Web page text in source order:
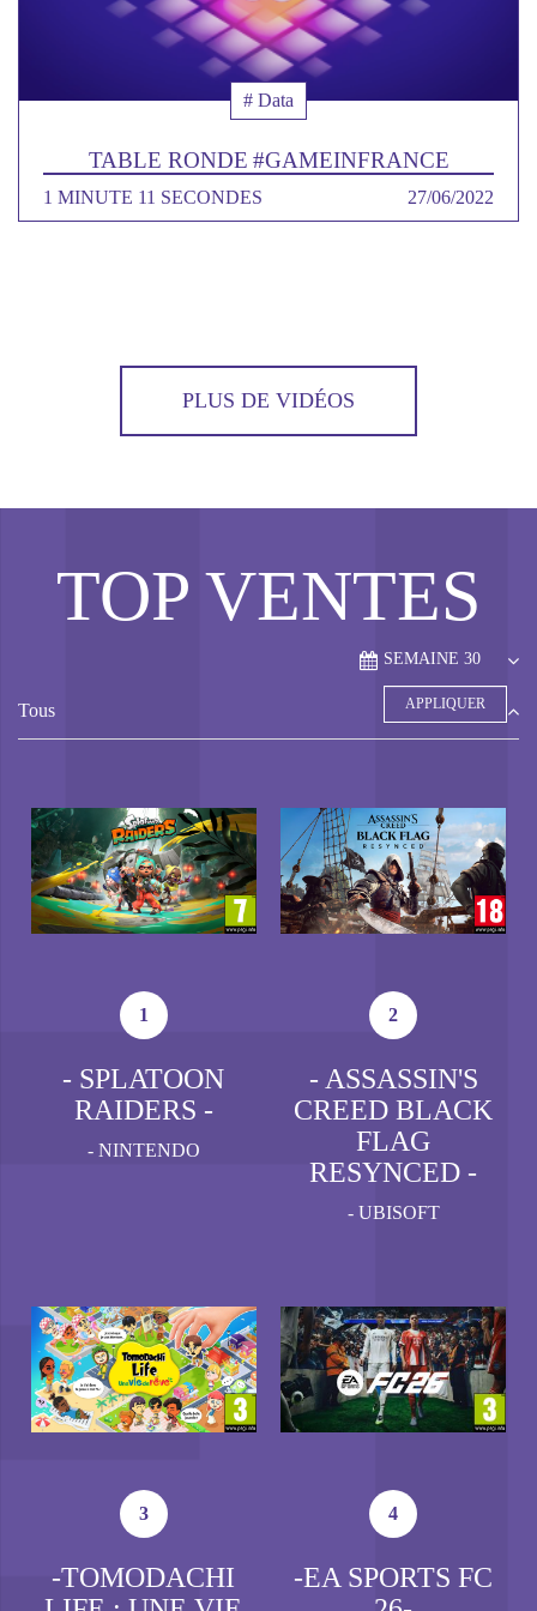
Thématique
# Data
TABLE RONDE #GAMEINFRANCE
DURÉE
1 MINUTE 11 SECONDES DATE
27/06/2022
PLUS DE VIDÉOS
TOP VENTES
Tous
1
- SPLATOON
RAIDERS -
- NINTENDO
2
- ASSASSIN'S
CREED BLACK
FLAG
RESYNCED -
- UBISOFT
3
-TOMODACHI
4
-EA SPORTS FC